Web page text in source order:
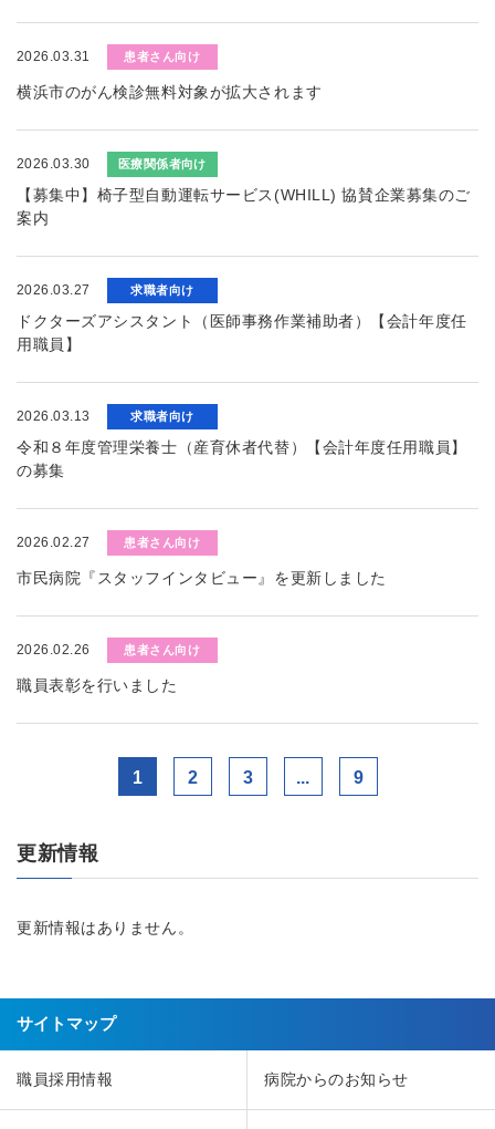
2026.03.31 患者さん向け
横浜市のがん検診無料対象が拡大されます
2026.03.30 医療関係者向け
【募集中】椅子型自動運転サービス(WHILL) 協賛企業募集のご
案内
2026.03.27 求職者向け
ドクターズアシスタント（医師事務作業補助者）【会計年度任
用職員】
2026.03.13 求職者向け
令和８年度管理栄養士（産育休者代替）【会計年度任用職員】
の募集
2026.02.27 患者さん向け
市民病院『スタッフインタビュー』を更新しました
2026.02.26 患者さん向け
職員表彰を行いました
1 2 3 ... 9
更新情報
更新情報はありません。
サイトマップ
職員採用情報 病院からのお知らせ